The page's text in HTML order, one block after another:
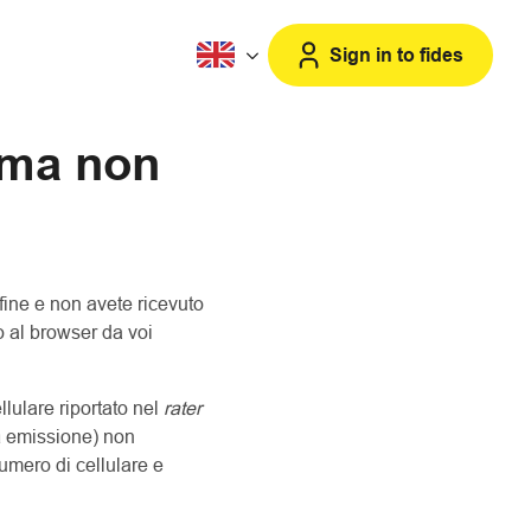
Sign in to fides
non
e non avete ricevuto
al browser da voi
riportato nel rater
non
di cellulare e